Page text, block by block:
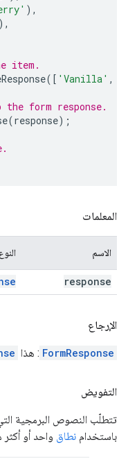
),
),
item.
([ 'Vanilla' ,
form response.
(response);
المعلمات
الاسم النوع
response
الإرجاع
FormResponse : هذا
التفويض
تتطلّب النصوص البرمجية
باستخدام نطاق واحد أو أكثر